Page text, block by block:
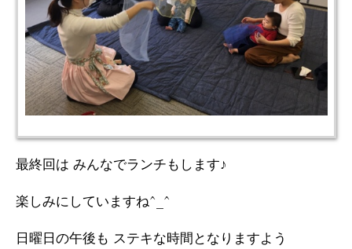
最終回は みんなでランチもします♪
楽しみにしていますね^_^
日曜日の午後も ステキな時間となりますよう